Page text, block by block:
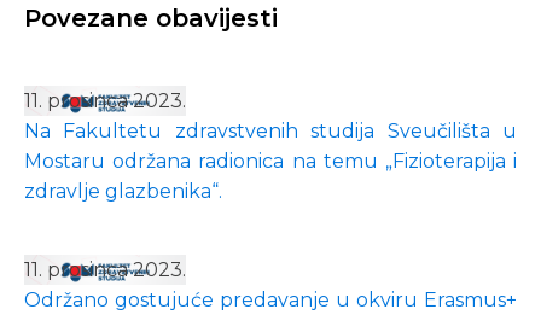
Povezane obavijesti
11. prosinca 2023.
Na Fakultetu zdravstvenih studija Sveučilišta u
Mostaru održana radionica na temu „Fizioterapija i
zdravlje glazbenika“.
11. prosinca 2023.
Održano gostujuće predavanje u okviru Erasmus+